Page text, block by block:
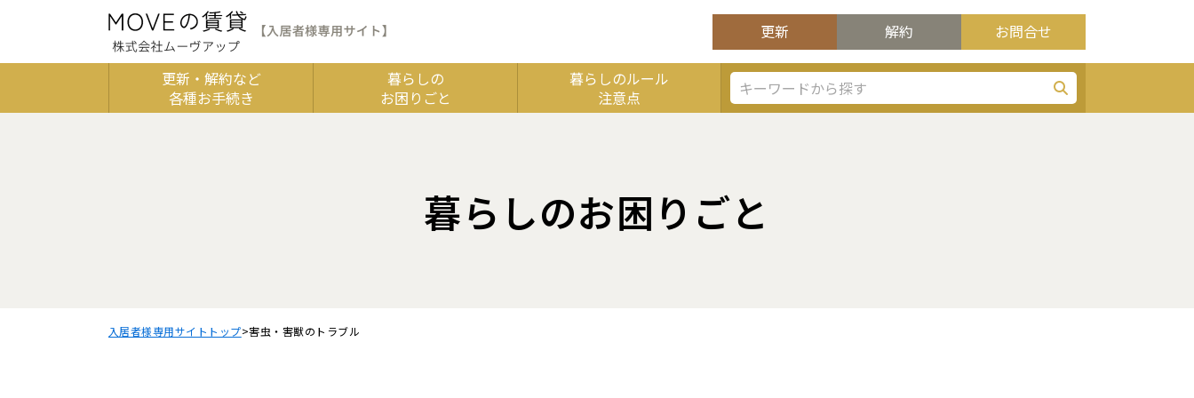
更新 解約 お問合せ
更新・解約など
各種お手続き
暮らしの
お困りごと
暮らしのルール
注意点
暮らしのお困りごと
入居者様専用サイトトップ 害虫・害獣のトラブル